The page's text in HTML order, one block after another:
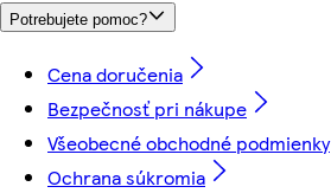
Potrebujete pomoc?
Cena doručenia
Bezpečnosť pri nákupe
Všeobecné obchodné podmienky
Ochrana súkromia